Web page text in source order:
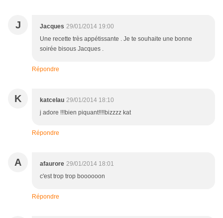
J Jacques 29/01/2014 19:00
Une recette très appétissante . Je te souhaite une bonne
soirée bisous Jacques .
Répondre
K katcelau 29/01/2014 18:10
j adore !!!bien piquant!!!!bizzzz kat
Répondre
A afaurore 29/01/2014 18:01
c'est trop trop boooooon
Répondre